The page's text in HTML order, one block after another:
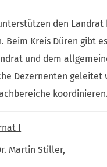
den Landrat
Beim Kreis Düren gibt
und dem
Dezernenten geleitet
koordinieren.
I
Martin Stiller,